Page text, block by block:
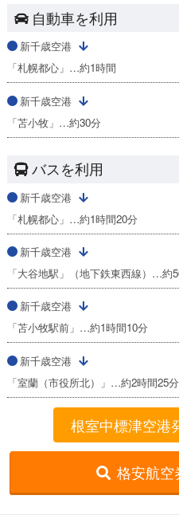
自動車を利用
新千歳空港
「札幌都心」…約1時間
新千歳空港
「苫小牧」…約30分
バスを利用
新千歳空港
「札幌都心」…約1時間20分
新千歳空港
「大谷地駅」（地下鉄東西線）…約
新千歳空港
「苫小牧駅前」…約1時間10分
新千歳空港
「室蘭（市役所北）」…約2時間25分
根室中標津空港
格安航空